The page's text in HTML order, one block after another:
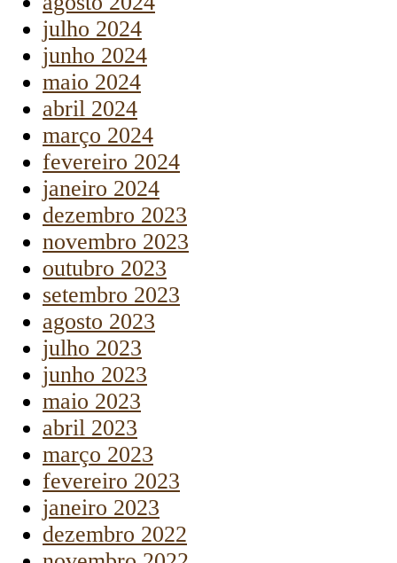
julho 2024
junho 2024
maio 2024
abril 2024
março 2024
fevereiro 2024
janeiro 2024
dezembro 2023
novembro 2023
outubro 2023
setembro 2023
agosto 2023
julho 2023
junho 2023
maio 2023
abril 2023
março 2023
fevereiro 2023
janeiro 2023
dezembro 2022